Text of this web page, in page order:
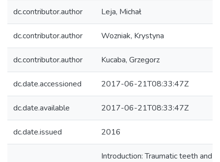
dc.contributor.author Leja, Michał
dc.contributor.author Wozniak, Krystyna
dc.contributor.author Kucaba, Grzegorz
dc.date.accessioned 2017-06-21T08:33:47Z
dc.date.available 2017-06-21T08:33:47Z
dc.date.issued 2016
Introduction: Traumatic teeth and